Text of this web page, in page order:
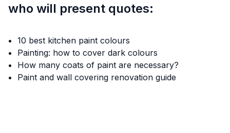
who will present quotes:
10 best kitchen paint colours
Painting: how to cover dark colours
How many coats of paint are necessary?
Paint and wall covering renovation guide